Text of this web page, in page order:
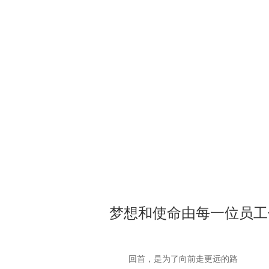
梦想和使命由每一位员
回首，是为了向前走更远的路